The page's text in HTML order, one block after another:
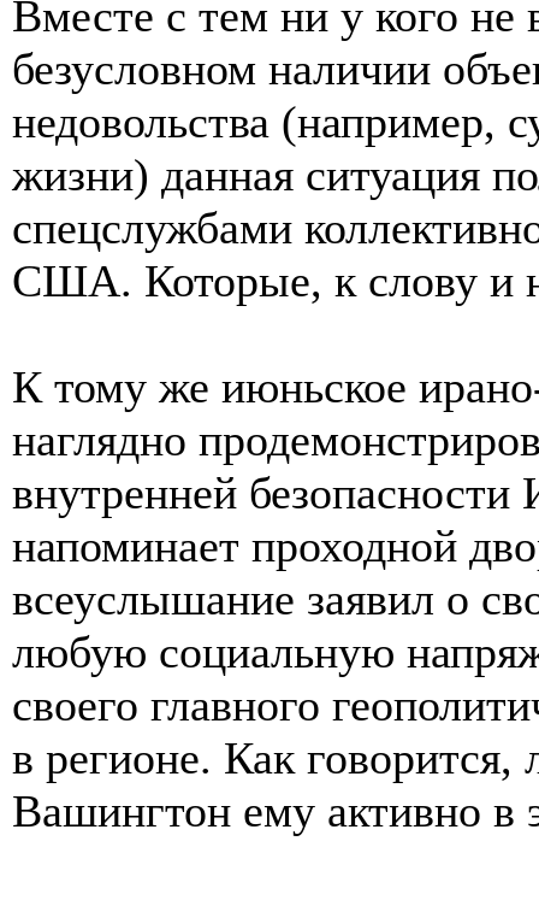
Вместе с тем ни у кого
безусловном наличии
недовольства (например,
жизни) данная ситуация
спецслужбами
США. Которые, к слову и
К тому же июньское
наглядно
внутренней
напоминает проходной
всеуслышание заявил о
любую социальную
своего главного
в регионе. Как
Вашингтон ему активно в